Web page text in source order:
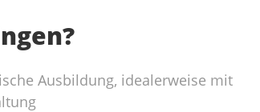
Ausbildung, idealerweise mit